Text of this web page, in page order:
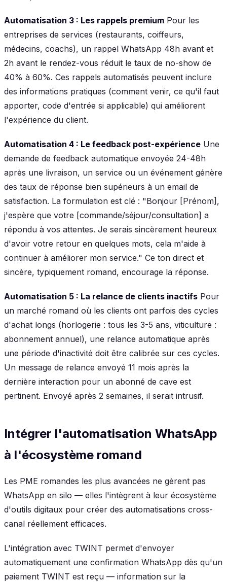
Automatisation 3 : Les rappels premium Pour les
entreprises de services (restaurants, coiffeurs,
médecins, coachs), un rappel WhatsApp 48h avant et
2h avant le rendez-vous réduit le taux de no-show de
40% à 60%. Ces rappels automatisés peuvent inclure
des informations pratiques (comment venir, ce qu'il faut
apporter, code d'entrée si applicable) qui améliorent
l'expérience du client.
Automatisation 4 : Le feedback post-expérience Une
demande de feedback automatique envoyée 24-48h
après une livraison, un service ou un événement génère
des taux de réponse bien supérieurs à un email de
satisfaction. La formulation est clé : "Bonjour [Prénom],
j'espère que votre [commande/séjour/consultation] a
répondu à vos attentes. Je serais sincèrement heureux
d'avoir votre retour en quelques mots, cela m'aide à
continuer à améliorer mon service." Ce ton direct et
sincère, typiquement romand, encourage la réponse.
Automatisation 5 : La relance de clients inactifs Pour
un marché romand où les clients ont parfois des cycles
d'achat longs (horlogerie : tous les 3-5 ans, viticulture :
abonnement annuel), une relance automatique après
une période d'inactivité doit être calibrée sur ces cycles.
Un message de relance envoyé 11 mois après la
dernière interaction pour un abonné de cave est
pertinent. Envoyé après 2 semaines, il serait intrusif.
Intégrer l'automatisation WhatsApp
à l'écosystème romand
Les PME romandes les plus avancées ne gèrent pas
WhatsApp en silo — elles l'intègrent à leur écosystème
d'outils digitaux pour créer des automatisations cross-
canal réellement efficaces.
L'intégration avec TWINT permet d'envoyer
automatiquement une confirmation WhatsApp dès qu'un
paiement TWINT est reçu — information sur la